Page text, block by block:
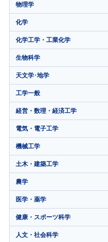
物理学
化学
化学工学・工業化学
生物科学
天文学･地学
工学一般
経営・数理・経済工学
電気・電子工学
機械工学
土木・建築工学
農学
医学・薬学
健康・スポーツ科学
人文・社会科学